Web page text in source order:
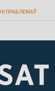
ПРАБЛЕМАЎ